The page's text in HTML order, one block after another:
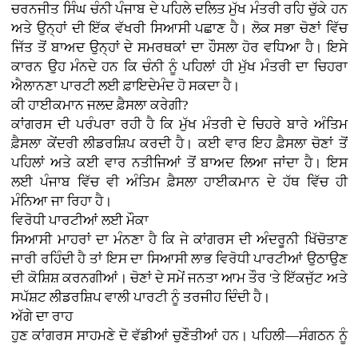
ਚਰਨਜੀਤ ਸਿੰਘ ਚੰਨੀ ਪੰਜਾਬ ਦੇ ਪਹਿਲੇ ਦਲਿਤ ਮੁੱਖ ਮੰਤਰੀ ਰਹਿ ਚੁੱਕੇ ਹਨ
ਅਤੇ ਉਨ੍ਹਾਂ ਦੀ ਇੱਕ ਵੱਖਰੀ ਸਿਆਸੀ ਪਛਾਣ ਹੈ। ਲੋਕ ਸਭਾ ਚੋਣਾਂ ਵਿੱਚ
ਜਿੱਤ ਤੋਂ ਬਾਅਦ ਉਨ੍ਹਾਂ ਦੇ ਸਮਰਥਕਾਂ ਦਾ ਹੌਸਲਾ ਹੋਰ ਵਧਿਆ ਹੈ। ਇਸੇ
ਕਾਰਨ ਉਹ ਮੰਨਦੇ ਹਨ ਕਿ ਚੰਨੀ ਨੂੰ ਪਹਿਲਾਂ ਹੀ ਮੁੱਖ ਮੰਤਰੀ ਦਾ ਚਿਹਰਾ
ਐਲਾਨਣਾ ਪਾਰਟੀ ਲਈ ਫ਼ਾਇਦੇਮੰਦ ਹੋ ਸਕਦਾ ਹੈ।
ਕੀ ਹਾਈਕਮਾਨ ਜਲਦ ਫ਼ੈਸਲਾ ਕਰੇਗੀ?
ਕਾਂਗਰਸ ਦੀ ਪਰੰਪਰਾ ਰਹੀ ਹੈ ਕਿ ਮੁੱਖ ਮੰਤਰੀ ਦੇ ਚਿਹਰੇ ਬਾਰੇ ਅੰਤਿਮ
ਫ਼ੈਸਲਾ ਕੇਂਦਰੀ ਲੀਡਰਸ਼ਿਪ ਕਰਦੀ ਹੈ। ਕਈ ਵਾਰ ਇਹ ਫ਼ੈਸਲਾ ਚੋਣਾਂ ਤੋਂ
ਪਹਿਲਾਂ ਅਤੇ ਕਈ ਵਾਰ ਨਤੀਜਿਆਂ ਤੋਂ ਬਾਅਦ ਲਿਆ ਜਾਂਦਾ ਹੈ। ਇਸ
ਲਈ ਪੰਜਾਬ ਵਿੱਚ ਵੀ ਅੰਤਿਮ ਫ਼ੈਸਲਾ ਹਾਈਕਮਾਨ ਦੇ ਹੱਥ ਵਿੱਚ ਹੀ
ਮੰਨਿਆ ਜਾ ਰਿਹਾ ਹੈ।
ਵਿਰੋਧੀ ਪਾਰਟੀਆਂ ਲਈ ਮੌਕਾ
ਸਿਆਸੀ ਮਾਹਰਾਂ ਦਾ ਮੰਨਣਾ ਹੈ ਕਿ ਜੇ ਕਾਂਗਰਸ ਦੀ ਅੰਦਰੂਨੀ ਖਿੱਚੋਤਾਣ
ਜਾਰੀ ਰਹਿੰਦੀ ਹੈ ਤਾਂ ਇਸ ਦਾ ਸਿਆਸੀ ਲਾਭ ਵਿਰੋਧੀ ਪਾਰਟੀਆਂ ਉਠਾਉਣ
ਦੀ ਕੋਸ਼ਿਸ਼ ਕਰਨਗੀਆਂ। ਚੋਣਾਂ ਦੇ ਸਮੇਂ ਜਨਤਾ ਆਮ ਤੌਰ 'ਤੇ ਇੱਕਜੁੱਟ ਅਤੇ
ਸਪੱਸ਼ਟ ਲੀਡਰਸ਼ਿਪ ਵਾਲੀ ਪਾਰਟੀ ਨੂੰ ਤਰਜੀਹ ਦਿੰਦੀ ਹੈ।
ਅੱਗੇ ਦਾ ਰਾਹ
ਹੁਣ ਕਾਂਗਰਸ ਸਾਹਮਣੇ ਦੋ ਵੱਡੀਆਂ ਚੁਣੌਤੀਆਂ ਹਨ। ਪਹਿਲੀ—ਸੰਗਠਨ ਨੂੰ